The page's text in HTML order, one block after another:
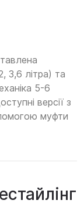
3,6 літра) та
5-6
версії з
муфти